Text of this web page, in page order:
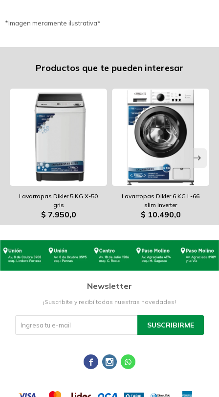
*Imagen meramente ilustrativa*
Productos que te pueden interesar
Lavarropas Dikler 5 KG X-50
gris
$ 7.950,0
Lavarropas Dikler 6 KG L-66
slim inverter
$ 10.490,0
Newsletter
¡Suscribite y recibí todas nuestras novedades!
SUSCRIBIRME
  